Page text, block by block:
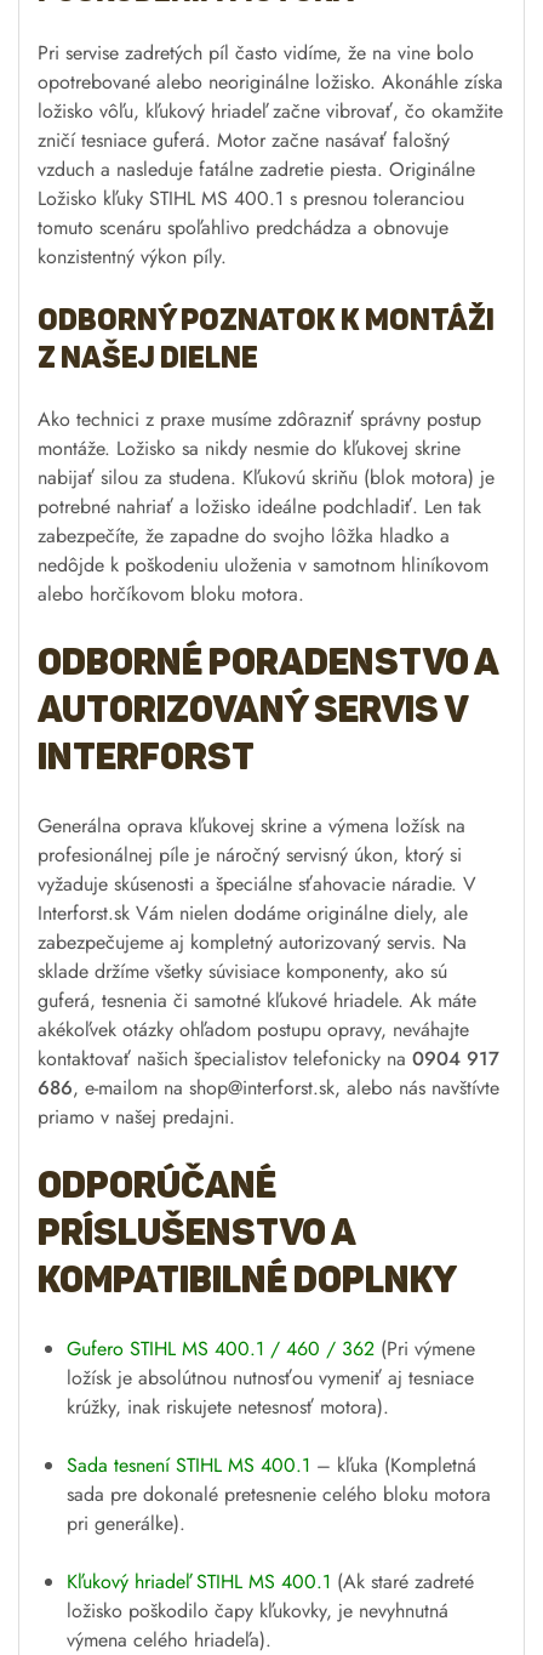
Pri servise zadretých píl často vidíme, že na vine bolo
opotrebované alebo neoriginálne ložisko. Akonáhle získa
ložisko vôľu, kľukový hriadeľ začne vibrovať, čo okamžite
zničí tesniace guferá. Motor začne nasávať falošný
vzduch a nasleduje fatálne zadretie piesta. Originálne
Ložisko kľuky STIHL MS 400.1 s presnou toleranciou
tomuto scenáru spoľahlivo predchádza a obnovuje
konzistentný výkon píly.
Odborný poznatok k montáži
z našej dielne
Ako technici z praxe musíme zdôrazniť správny postup
montáže. Ložisko sa nikdy nesmie do kľukovej skrine
nabijať silou za studena. Kľukovú skriňu (blok motora) je
potrebné nahriať a ložisko ideálne podchladiť. Len tak
zabezpečíte, že zapadne do svojho lôžka hladko a
nedôjde k poškodeniu uloženia v samotnom hliníkovom
alebo horčíkovom bloku motora.
Odborné poradenstvo a
autorizovaný servis v
Interforst
Generálna oprava kľukovej skrine a výmena ložísk na
profesionálnej píle je náročný servisný úkon, ktorý si
vyžaduje skúsenosti a špeciálne sťahovacie náradie. V
Interforst.sk Vám nielen dodáme originálne diely, ale
zabezpečujeme aj kompletný autorizovaný servis. Na
sklade držíme všetky súvisiace komponenty, ako sú
guferá, tesnenia či samotné kľukové hriadele. Ak máte
akékoľvek otázky ohľadom postupu opravy, neváhajte
kontaktovať našich špecialistov telefonicky na 0904 917
686, e-mailom na shop@interforst.sk, alebo nás navštívte
priamo v našej predajni.
Odporúčané
príslušenstvo a
kompatibilné doplnky
Gufero STIHL MS 400.1 / 460 / 362 (Pri výmene
ložísk je absolútnou nutnosťou vymeniť aj tesniace
krúžky, inak riskujete netesnosť motora).
Sada tesnení STIHL MS 400.1 – kľuka (Kompletná
sada pre dokonalé pretesnenie celého bloku motora
pri generálke).
Kľukový hriadeľ STIHL MS 400.1 (Ak staré zadreté
ložisko poškodilo čapy kľukovky, je nevyhnutná
výmena celého hriadeľa).